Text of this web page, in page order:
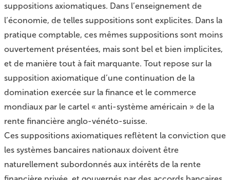
suppositions axiomatiques. Dans l’enseignement de
l’économie, de telles suppositions sont explicites. Dans la
pratique comptable, ces mêmes suppositions sont moins
ouvertement présentées, mais sont bel et bien implicites,
et de manière tout à fait marquante. Tout repose sur la
supposition axiomatique d’une continuation de la
domination exercée sur la finance et le commerce
mondiaux par le cartel « anti-système américain » de la
rente financière anglo-vénéto-suisse.
Ces suppositions axiomatiques reflètent la conviction que
les systèmes bancaires nationaux doivent être
naturellement subordonnés aux intérêts de la rente